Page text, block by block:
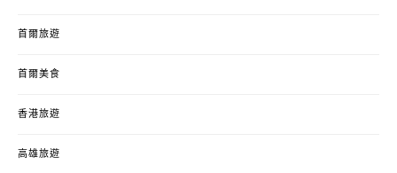
首爾旅遊
首爾美食
香港旅遊
高雄旅遊